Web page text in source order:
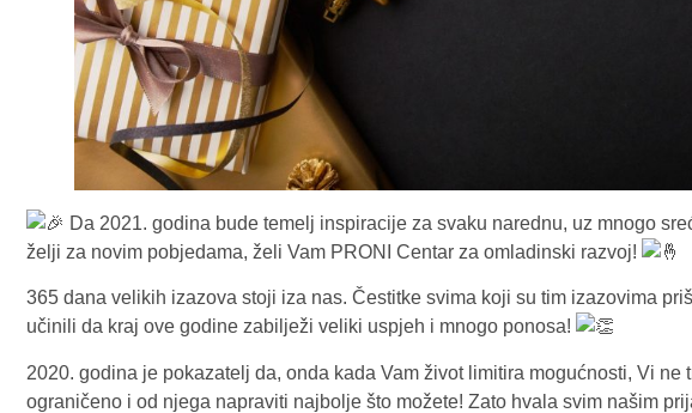
Da 2021. godina bude temelj inspiracije za svaku narednu, uz mnogo
želji za novim pobjedama, želi Vam PRONI Centar za omladinski razvoj!
365 dana velikih izazova stoji iza nas. Čestitke svima koji su tim izazovima
učinili da kraj ove godine zabilježi veliki uspjeh i mnogo ponosa!
2020. godina je pokazatelj da, onda kada Vam život limitira mogućnosti, Vi ne
ograničeno i od njega napraviti najbolje što možete! Zato hvala svim našim